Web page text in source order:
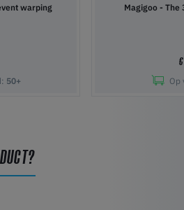
warping
50+
€
Op